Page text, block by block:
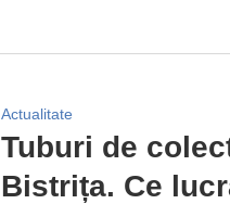
Actualitate
Tuburi de
Bistrița. Ce